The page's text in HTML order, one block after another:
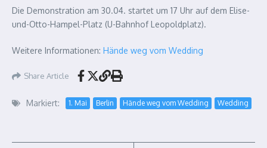
Die Demonstration am 30.04. startet um 17 Uhr auf dem Elise-
und-Otto-Hampel-Platz (U-Bahnhof Leopoldplatz).
Weitere Informationen: Hände weg vom Wedding
Share Article
Markiert: 1. Mai Berlin Hände weg vom Wedding Wedding